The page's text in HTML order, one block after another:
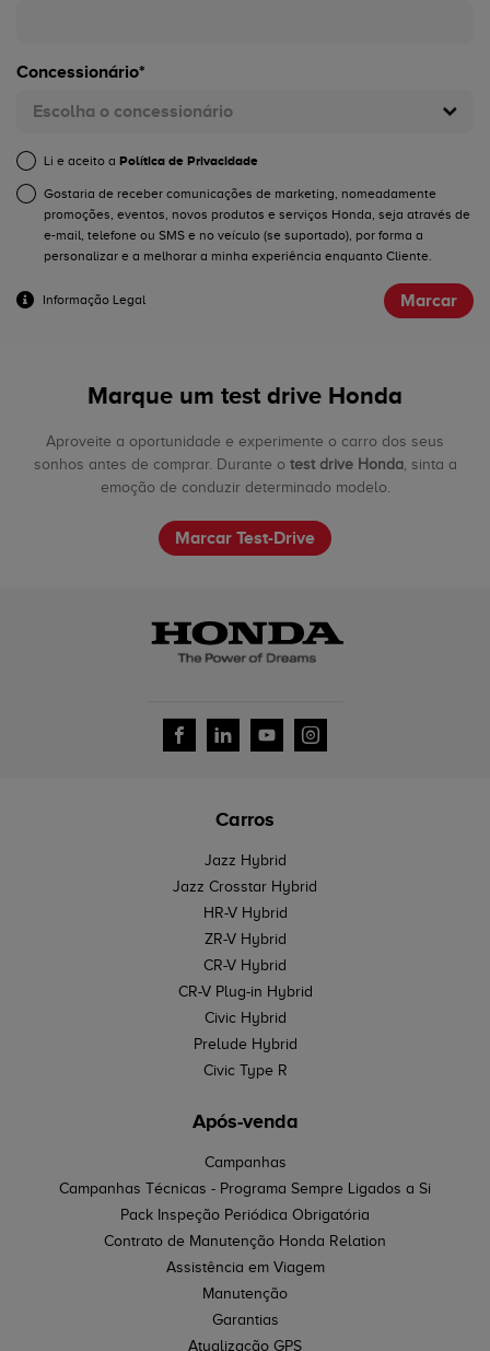
Concessionário*
Escolha o concessionário
Li e aceito a Política de Privacidade
Gostaria de receber comunicações de marketing, nomeadamente
promoções, eventos, novos produtos e serviços Honda, seja através de
e-mail, telefone ou SMS e no veículo (se suportado), por forma a
personalizar e a melhorar a minha experiência enquanto Cliente.
Informação Legal Marcar
Marque um test drive Honda
Aproveite a oportunidade e experimente o carro dos seus
sonhos antes de comprar. Durante o test drive Honda, sinta a
emoção de conduzir determinado modelo.
Marcar Test-Drive
Carros
Jazz Hybrid
Jazz Crosstar Hybrid
HR-V Hybrid
ZR-V Hybrid
CR-V Hybrid
CR-V Plug-in Hybrid
Civic Hybrid
Prelude Hybrid
Civic Type R
Após-venda
Campanhas
Campanhas Técnicas - Programa Sempre Ligados a Si
Pack Inspeção Periódica Obrigatória
Contrato de Manutenção Honda Relation
Assistência em Viagem
Manutenção
Garantias
Atualização GPS